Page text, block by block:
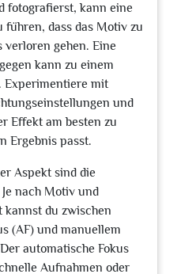
fotografierst, kann eine
führen, dass das Motiv zu
gehen. Eine
kann zu einem
Experimentiere mit
und
Effekt am besten zu
Ergebnis passt.
Aspekt sind die
nach Motiv und
kannst du zwischen
(AF) und manuellem
automatische Fokus
Aufnahmen oder